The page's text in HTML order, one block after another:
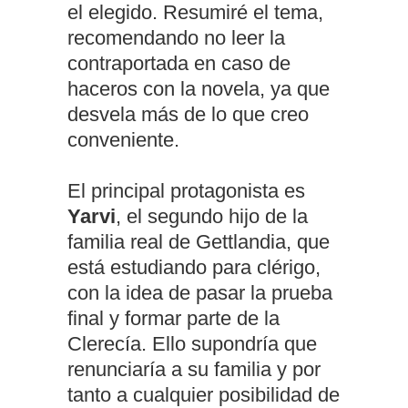
el elegido. Resumiré el tema,
recomendando no leer la
contraportada en caso de
haceros con la novela, ya que
desvela más de lo que creo
conveniente.
El principal protagonista es
Yarvi, el segundo hijo de la
familia real de Gettlandia, que
está estudiando para clérigo,
con la idea de pasar la prueba
final y formar parte de la
Clerecía. Ello supondría que
renunciaría a su familia y por
tanto a cualquier posibilidad de